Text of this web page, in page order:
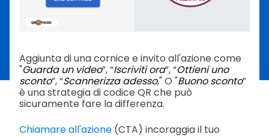
Aggiunta di una cornice e invito all'azione come
"Guarda un video”, “Iscriviti ora”, “Ottieni uno
sconto”, “Scannerizza adesso," O "Buono sconto”
è una strategia di codice QR che può
sicuramente fare la differenza.
Chiamare all'azione (CTA) incoraggia il tuo